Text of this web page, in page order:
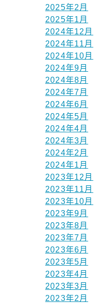
2025年2月
2025年1月
2024年12月
2024年11月
2024年10月
2024年9月
2024年8月
2024年7月
2024年6月
2024年5月
2024年4月
2024年3月
2024年2月
2024年1月
2023年12月
2023年11月
2023年10月
2023年9月
2023年8月
2023年7月
2023年6月
2023年5月
2023年4月
2023年3月
2023年2月